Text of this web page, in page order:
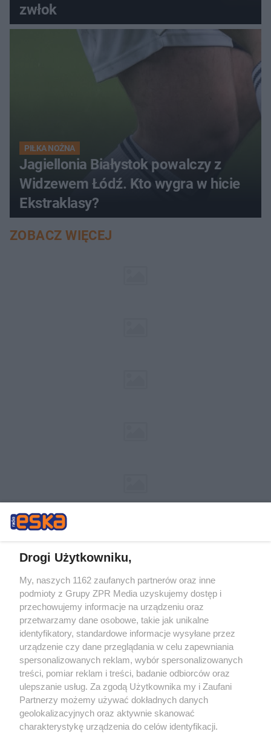
zwłok
PIŁKA NOŻNA
Jagiellonia Białystok powalczy z
Widzewem Łódź. Kto wygra w hicie
Ekstraklasy?
ZOBACZ WIĘCEJ
Żaden utwór zamieszczony w serwisie nie może być powielany i
rozpowszechniany lub dalej rozpowszechniany w jakikolwiek sposób (w
tym także elektroniczny lub mechaniczny) na jakimkolwiek polu
eksploatacji w jakiejkolwiek formie, włącznie z umieszczaniem w
Internecie bez pisemnej zgody właściciela praw. Jakiekolwiek użycie lub
wykorzystanie utworów w całości lub w części z naruszeniem prawa,
tzn. bez właściwej zgody, jest zabronione pod groźbą kary i może być
ścigane prawnie.
Drogi Użytkowniku,
My, naszych 1162 zaufanych partnerów oraz inne
podmioty z Grupy ZPR Media uzyskujemy dostęp i
przechowujemy informacje na urządzeniu oraz
przetwarzamy dane osobowe, takie jak unikalne
identyfikatory, standardowe informacje wysyłane przez
urządzenie czy dane przeglądania w celu zapewniania
spersonalizowanych reklam, wybór spersonalizowanych
treści, pomiar reklam i treści, badanie odbiorców oraz
ulepszanie usług. Za zgodą Użytkownika my i Zaufani
Partnerzy możemy używać dokładnych danych
geolokalizacyjnych oraz aktywnie skanować
charakterystykę urządzenia do celów identyfikacji.